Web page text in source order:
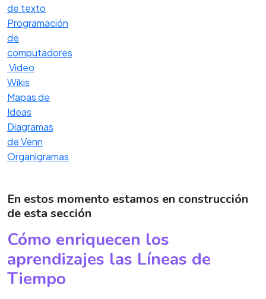
de texto
Programación
de
computadores
Video
Wikis
Mapas de
Ideas
Diagramas
de Venn
Organigramas
En estos momento estamos en construcción
de esta sección
Cómo enriquecen los
aprendizajes las Líneas de
Tiempo